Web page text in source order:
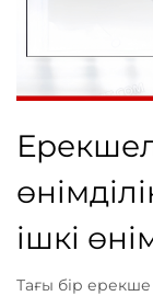
ішкі
Тағы бір